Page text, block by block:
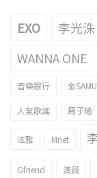
EXO 李光洙
WANNA ONE
音樂銀行 金
人氣歌謠 周子瑜
泫雅 Mnet
Gfriend 演員